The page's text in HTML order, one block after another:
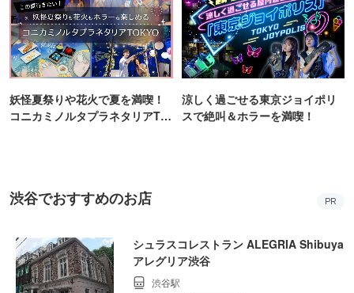
妖怪夏祭りや花火で夏を満喫！
コニカミノルタプラネタリアTO
涼しく過ごせる東京ジョイポリ
スで絶叫＆ホラーを満喫！
渋谷でおすすめのお店 PR
シュラスコレストラン ALEGRIA Shibuya
アレグリア渋谷
渋谷駅